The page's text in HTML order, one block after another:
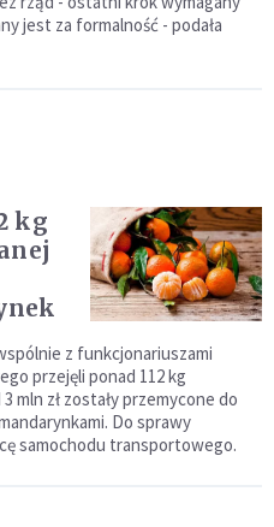
jest za formalność - podała
kg
z funkcjonariuszami
przejęli ponad 112 kg
mln zł zostały przemycone do
Do sprawy
samochodu transportowego.